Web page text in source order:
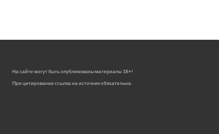
На сайте могут быть опубликованы материалы 18+!
При цитировании ссылка на источник обязательна.